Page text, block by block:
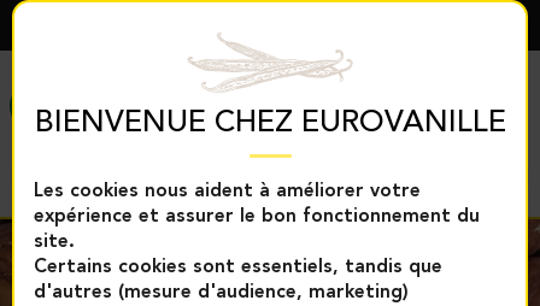
BIENVENUE CHEZ EUROVANILLE
Les cookies nous aident à améliorer votre
expérience et assurer le bon fonctionnement du
site.
Certains cookies sont essentiels, tandis que
d'autres (mesure d'audience, marketing)
MENU